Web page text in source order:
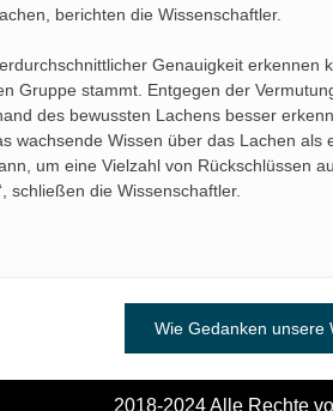
berichten die Wissenschaftler.
Genauigkeit erkennen
Gruppe stammt. Entgegen der
des bewussten Lachens besser
wachsende Wissen über das Lachen als
um eine Vielzahl von Rückschlüssen
schließen die Wissenschaftler.
Wie Gedanken unsere
2018-2024 Alle Rechte